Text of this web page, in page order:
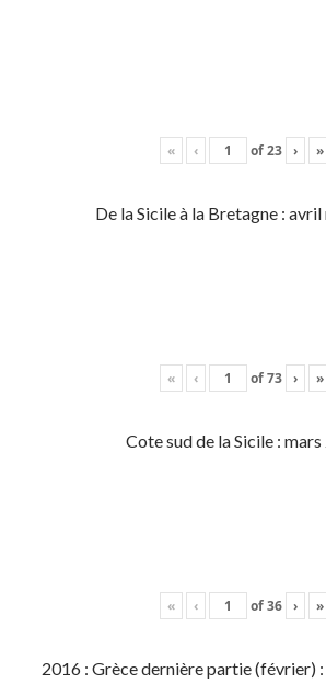
« ‹ of23 › »
De la Sicile à la Bretagne :
« ‹ of73 › »
Cote sud de la Sicile :
« ‹ of36 › »
2016 : Grèce dernière partie (février)